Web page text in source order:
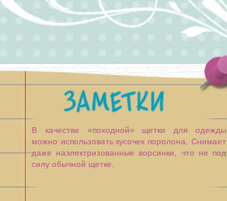
В качестве «походной» щетки для одежды
можно использовать кусочек поролона. Снимает
даже наэлектризованные ворсинки, что не под
силу обычной щетке.